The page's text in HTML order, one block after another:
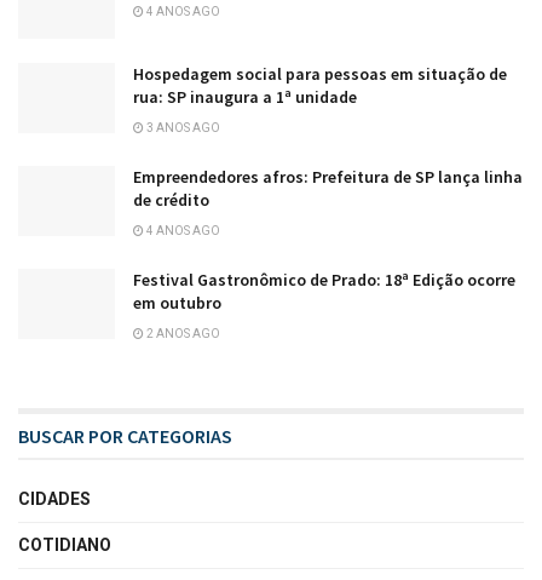
4 ANOS AGO
Hospedagem social para pessoas em situação de
rua: SP inaugura a 1ª unidade
3 ANOS AGO
Empreendedores afros: Prefeitura de SP lança linha
de crédito
4 ANOS AGO
Festival Gastronômico de Prado: 18ª Edição ocorre
em outubro
2 ANOS AGO
BUSCAR POR CATEGORIAS
CIDADES
COTIDIANO